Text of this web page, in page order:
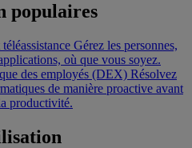
populaires
Gérez les personnes,
où que vous soyez.
des employés (DEX) Résolvez
de manière proactive avant
productivité.